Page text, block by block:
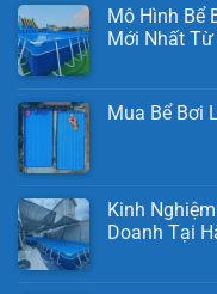
Mô Hình Bể
Mới Nhất
Mua Bể Bơi
Kinh
Doanh Tại